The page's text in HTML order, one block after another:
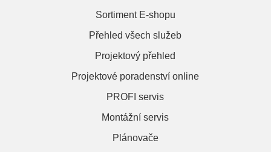
Sortiment E-shopu
Přehled všech služeb
Projektový přehled
Projektové poradenství online
PROFI servis
Montážní servis
Plánovače